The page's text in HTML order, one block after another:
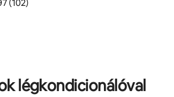
értékelés: 5/4,97, 102 vélemény
(102)
légkondicionálóval